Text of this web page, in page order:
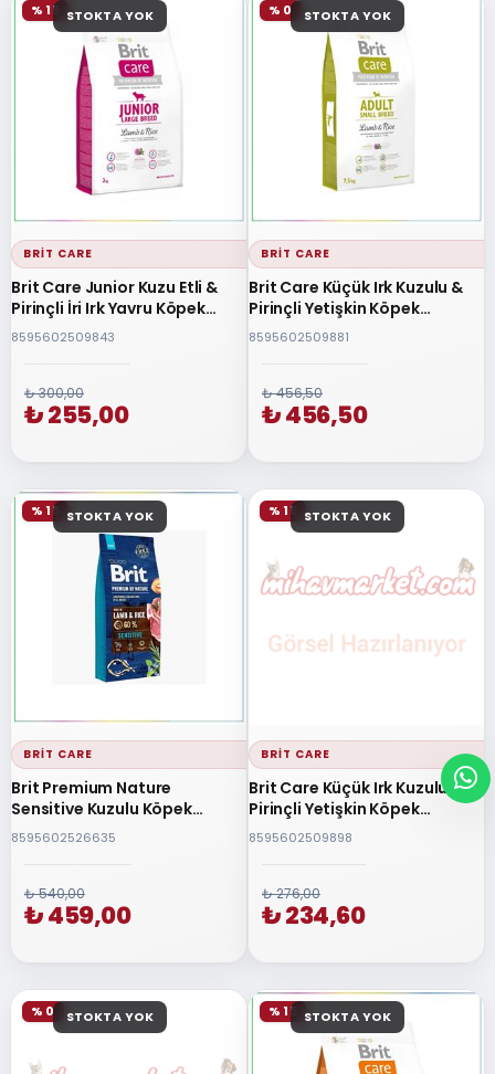
STOKTA YOK
BRIT CARE
Brit Care Junior Kuzu Etli &
Pirinçli İri Irk Yavru Köpek
Maması 3 Kg
8595602509843
% 15
₺ 300,00
₺ 255,00
STOKTA YOK
BRIT CARE
Brit Care Küçük Irk Kuzulu &
Pirinçli Yetişkin Köpek
Maması 7.5 Kg
8595602509881
% 0
₺ 456,50
₺ 456,50
STOKTA YOK
BRIT CARE
Brit Premium Nature
Sensitive Kuzulu Köpek
Maması 8 Kg
8595602526635
% 15
₺ 540,00
₺ 459,00
STOKTA YOK
BRIT CARE
Brit Care Küçük Irk Kuzulu &
Pirinçli Yetişkin Köpek
Maması 3 Kg
8595602509898
% 15
₺ 276,00
₺ 234,60
STOKTA YOK
% 0 STOKTA YOK
% 15